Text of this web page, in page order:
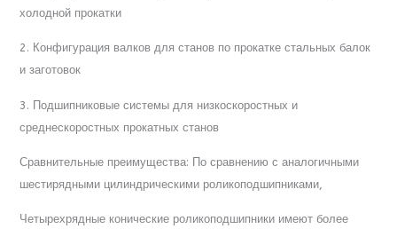
холодной прокатки
2. Конфигурация валков для станов по прокатке стальных балок
и заготовок
3. Подшипниковые системы для низкоскоростных и
среднескоростных прокатных станов
Сравнительные преимущества: По сравнению с аналогичными
шестирядными цилиндрическими роликоподшипниками,
Четырехрядные конические роликоподшипники имеют более